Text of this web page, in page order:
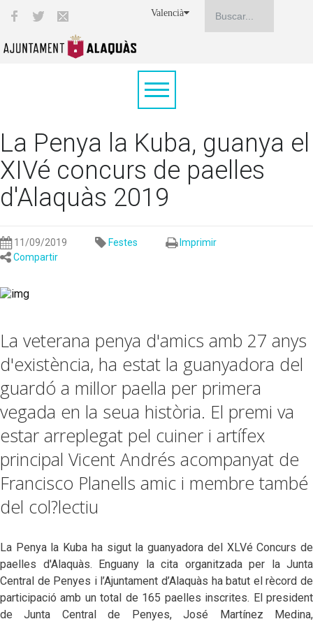
Valencià
La Penya la Kuba, guanya el
XIVé concurs de paelles
d'Alaquàs 2019
11/09/2019 Festes
Imprimir
Compartir
La veterana penya d'amics amb 27 anys
d'existència, ha estat la guanyadora del
guardó a millor paella per primera
vegada en la seua història. El premi va
estar arreplegat pel cuiner i artífex
principal Vicent Andrés acompanyat de
Francisco Planells amic i membre també
del col?lectiu
La Penya la Kuba ha sigut la guanyadora del XLVé Concurs de
paelles d'Alaquàs. Enguany la cita organitzada per la Junta
Central de Penyes i l’Ajuntament d’Alaquàs ha batut el rècord de
participació amb un total de 165 paelles inscrites. El president
de Junta Central de Penyes, José Martínez Medina,